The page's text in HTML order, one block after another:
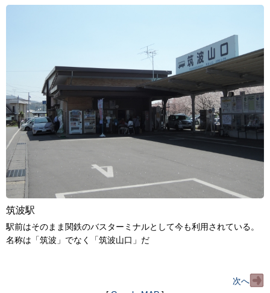
筑波駅
駅前はそのまま関鉄のバスターミナルとして今も利用されている。
名称は「筑波」でなく「筑波山口」だ
次へ